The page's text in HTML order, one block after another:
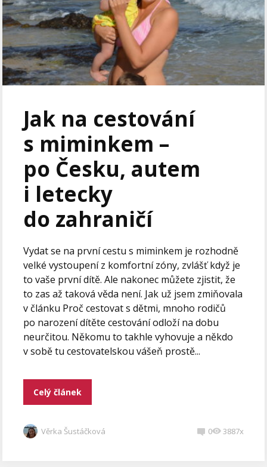
Jak na cestování
s miminkem –
po Česku, autem
i letecky
do zahraničí
Vydat se na první cestu s miminkem je rozhodně
velké vystoupení z komfortní zóny, zvlášť když je
to vaše první dítě. Ale nakonec můžete zjistit, že
to zas až taková věda není. Jak už jsem zmiňovala
v článku Proč cestovat s dětmi, mnoho rodičů
po narození dítěte cestování odloží na dobu
neurčitou. Někomu to takhle vyhovuje a někdo
v sobě tu cestovatelskou vášeň prostě...
Celý článek
Věrka Šustáčková 0 3887x